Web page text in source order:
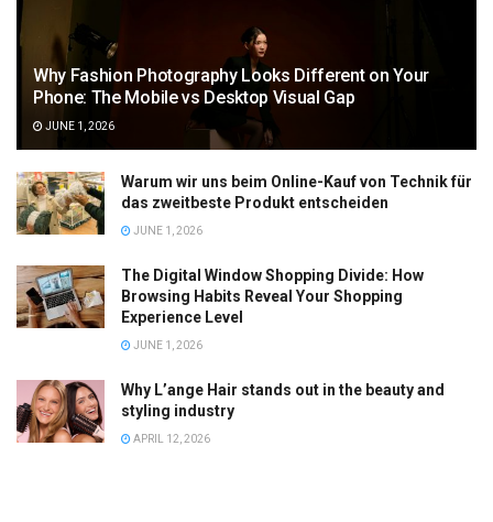
Why Fashion Photography Looks Different on Your
Phone: The Mobile vs Desktop Visual Gap
JUNE 1, 2026
Warum wir uns beim Online-Kauf von Technik für
das zweitbeste Produkt entscheiden
JUNE 1, 2026
The Digital Window Shopping Divide: How
Browsing Habits Reveal Your Shopping
Experience Level
JUNE 1, 2026
Why L’ange Hair stands out in the beauty and
styling industry
APRIL 12, 2026